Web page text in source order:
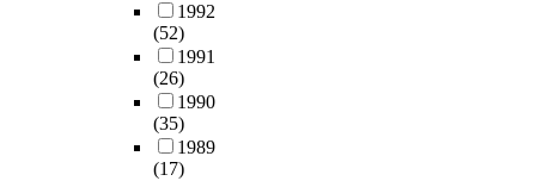
1992
(52)
1991
(26)
1990
(35)
1989
(17)